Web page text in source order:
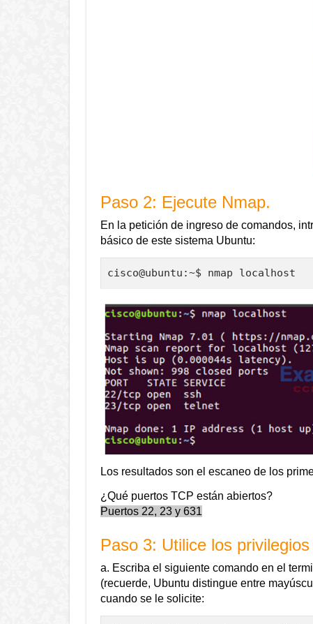
Paso 2: Ejecute Nmap.
En la petición de ingreso de comandos,
básico de este sistema Ubuntu:
cisco@ubuntu:~$ nmap localhost
Los resultados son el escaneo de los
¿Qué puertos TCP están abiertos?
Puertos 22, 23 y 631
Paso 3: Utilice los
a. Escriba el siguiente comando en el
(recuerde, Ubuntu distingue entre
cuando se le solicite: